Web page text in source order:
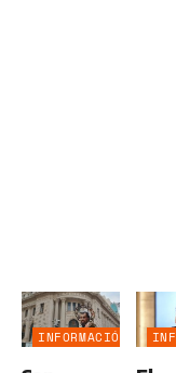
INFORMACIÓN